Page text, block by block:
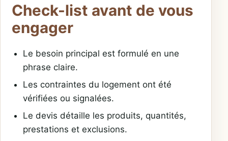
Check-list avant de vous
engager
Le besoin principal est formulé en une
phrase claire.
Les contraintes du logement ont été
vérifiées ou signalées.
Le devis détaille les produits, quantités,
prestations et exclusions.